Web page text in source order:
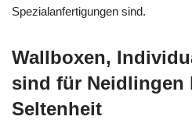
Spezialanfertigungen sind.
Wallboxen,
sind für Neidlingen
Seltenheit